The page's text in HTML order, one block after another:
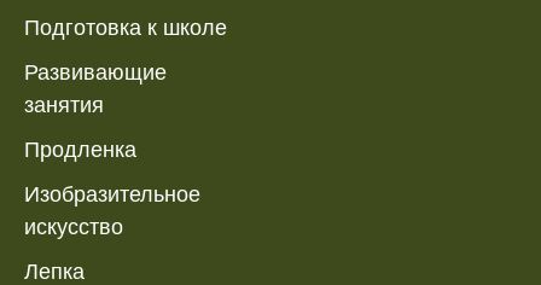
Подготовка к школе
Развивающие
занятия
Продленка
Изобразительное
искусство
Лепка